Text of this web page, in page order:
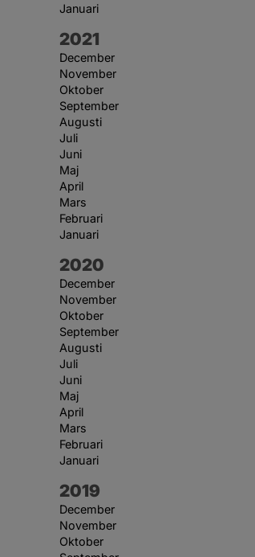
Januari
År:
2021
December
November
Oktober
September
Augusti
Juli
Juni
Maj
April
Mars
Februari
Januari
År:
2020
December
November
Oktober
September
Augusti
Juli
Juni
Maj
April
Mars
Februari
Januari
År:
2019
December
November
Oktober